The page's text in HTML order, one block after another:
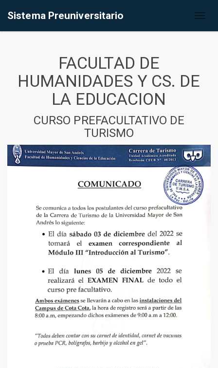
Sistema Preuniversitario
FACULTAD DE
HUMANIDADES Y CS. DE
LA EDUCACION
CURSO PREFACULTATIVO DE
TURISMO